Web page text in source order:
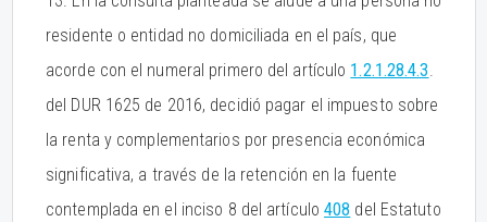
residente o entidad no domiciliada en el país, que
acorde con el numeral primero del artículo 1.2.1.28.4.3.
del DUR 1625 de 2016, decidió pagar el impuesto sobre
la renta y complementarios por presencia económica
significativa, a través de la retención en la fuente
contemplada en el inciso 8 del artículo408 del Estatuto